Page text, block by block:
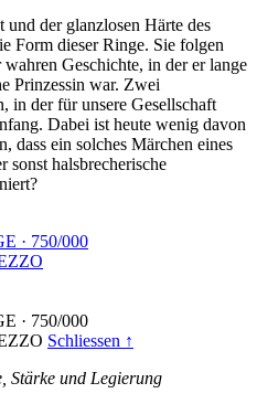
der glanzlosen Härte des
Form dieser Ringe. Sie folgen
Geschichte, in der er lange
Prinzessin war. Zwei
in der für unsere Gesellschaft
Dabei ist heute wenig davon
dass ein solches Märchen eines
sonst halsbrecherische
· 750/000
· 750/000
Schliessen ↑
Stärke und Legierung